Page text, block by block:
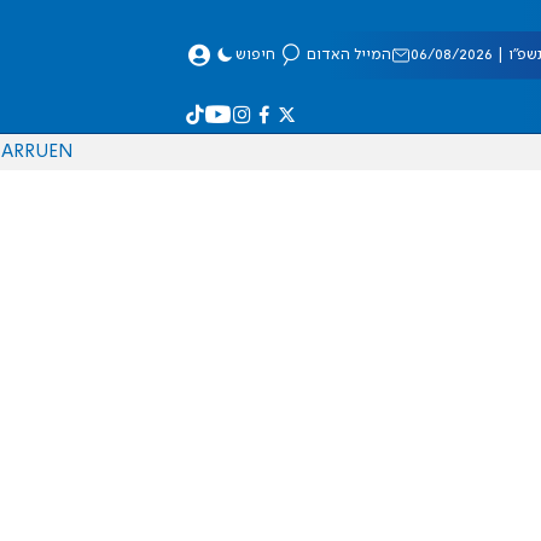
08/2026 המייל האדום חיפוש
EN
RU
AR